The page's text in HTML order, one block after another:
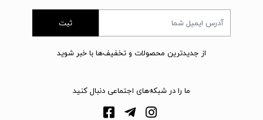
ثبت
از جدیدترین محصولات و تخفیف‌ها با خبر شوید
ما را در شبکه‌های اجتماعی دنبال کنید